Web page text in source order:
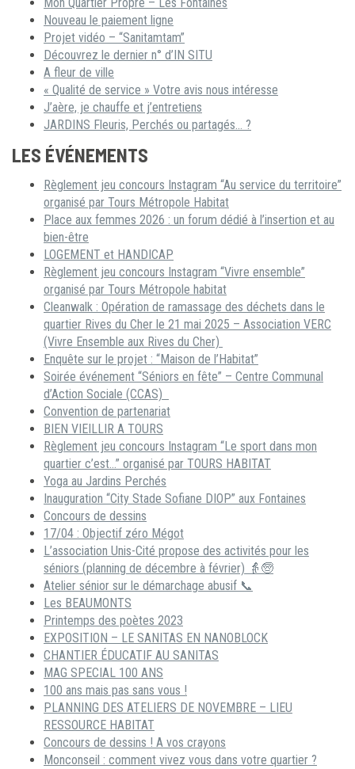
Nouveau le paiement ligne
Projet vidéo – “Sanitamtam”
Découvrez le dernier n° d’IN SITU
A fleur de ville
« Qualité de service » Votre avis nous intéresse
J’aère, je chauffe et j’entretiens
JARDINS Fleuris, Perchés ou partagés… ?
LES ÉVÉNEMENTS
Règlement jeu concours Instagram “Au service du territoire”
organisé par Tours Métropole Habitat
Place aux femmes 2026 : un forum dédié à l’insertion et au
bien-être
LOGEMENT et HANDICAP
Règlement jeu concours Instagram “Vivre ensemble”
organisé par Tours Métropole habitat
Cleanwalk : Opération de ramassage des déchets dans le
quartier Rives du Cher le 21 mai 2025 – Association VERC
(Vivre Ensemble aux Rives du Cher)
Enquête sur le projet : “Maison de l’Habitat”
Soirée événement “Séniors en fête” – Centre Communal
d’Action Sociale (CCAS)
Convention de partenariat
BIEN VIEILLIR A TOURS
Règlement jeu concours Instagram “Le sport dans mon
quartier c’est…” organisé par TOURS HABITAT
Yoga au Jardins Perchés
Inauguration “City Stade Sofiane DIOP” aux Fontaines
Concours de dessins
17/04 : Objectif zéro Mégot
L’association Unis-Cité propose des activités pour les
séniors (planning de décembre à février) 👵🧓
Atelier sénior sur le démarchage abusif 📞
Les BEAUMONTS
Printemps des poètes 2023
EXPOSITION – LE SANITAS EN NANOBLOCK
CHANTIER ÉDUCATIF AU SANITAS
MAG SPECIAL 100 ANS
100 ans mais pas sans vous !
PLANNING DES ATELIERS DE NOVEMBRE – LIEU
RESSOURCE HABITAT
Concours de dessins ! A vos crayons
Monconseil : comment vivez vous dans votre quartier ?